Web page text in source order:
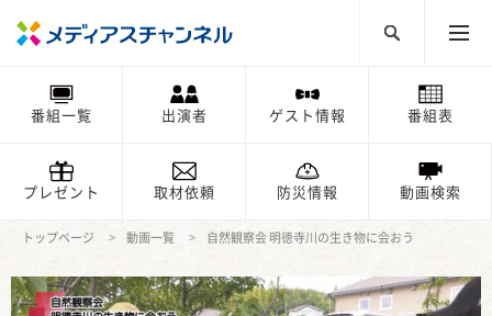
番組一覧 出演者 ゲスト情報 番組表
プレゼント 取材依頼 防災情報 動画検索
トップページ 動画一覧 自然観察会 明徳寺川の生き物に会おう